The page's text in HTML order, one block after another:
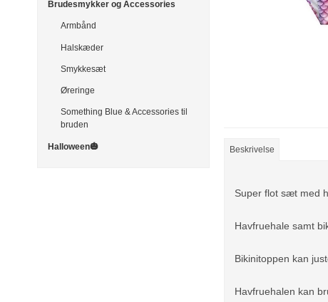
Brudesmykker og Accessories
Armbånd
Halskæder
Smykkesæt
Øreringe
Something Blue & Accessories til
bruden
Halloween🎃 Beskrivelse
Super flot sæt med
Havfruehale samt
Bikinitoppen kan
Havfruehalen kan